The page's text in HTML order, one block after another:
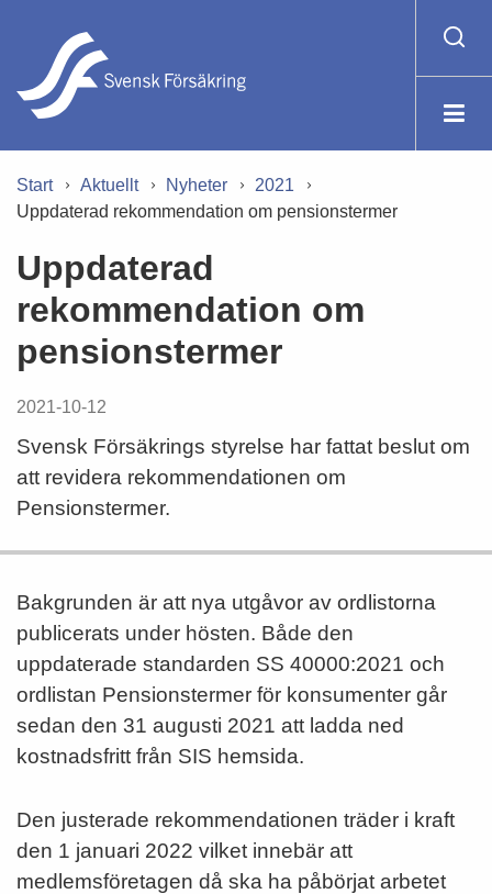
Start Aktuellt Nyheter
2021
Uppdaterad rekommendation om pensionstermer
Uppdaterad
rekommendation om
pensionstermer
2021-10-12
Svensk Försäkrings styrelse har fattat beslut om
att revidera rekommendationen om
Pensionstermer.
Bakgrunden är att nya utgåvor av ordlistorna
publicerats under hösten. Både den
uppdaterade standarden SS 40000:2021 och
ordlistan Pensionstermer för konsumenter går
sedan den 31 augusti 2021 att ladda ned
kostnadsfritt från SIS hemsida.
Den justerade rekommendationen träder i kraft
den 1 januari 2022 vilket innebär att
medlemsföretagen då ska ha påbörjat arbetet